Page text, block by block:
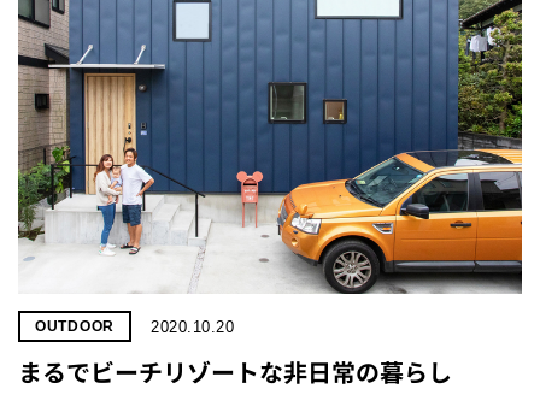
OUTDOOR 2020.10.20
まるでビーチリゾートな非日常の暮らし